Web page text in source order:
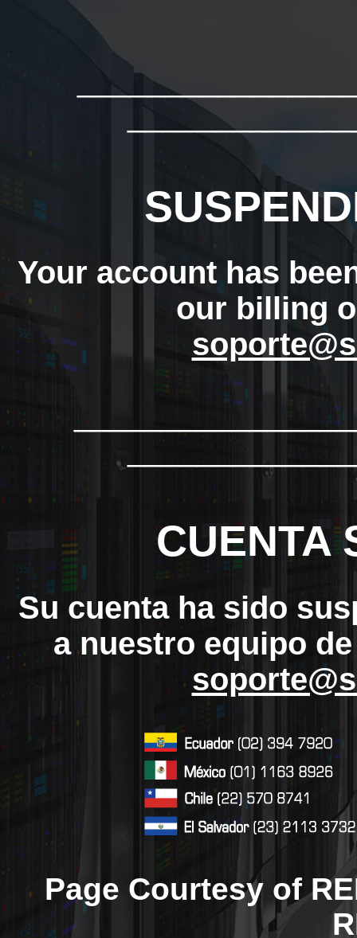
Your account has
our billing
CUENTA
Su cuenta ha sido
a nuestro equipo
Page Courtesy of